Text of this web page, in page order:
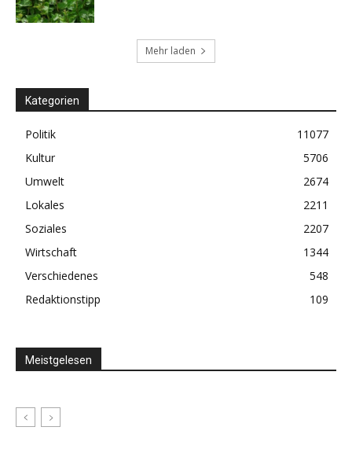
Mehr laden
Kategorien
Politik
11077
Kultur
5706
Umwelt
2674
Lokales
2211
Soziales
2207
Wirtschaft
1344
Verschiedenes
548
Redaktionstipp
109
Meistgelesen